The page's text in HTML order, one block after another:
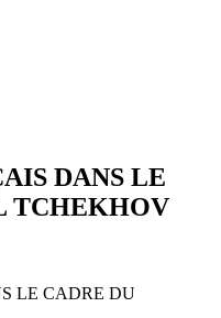
DANS LE
TCHEKHOV